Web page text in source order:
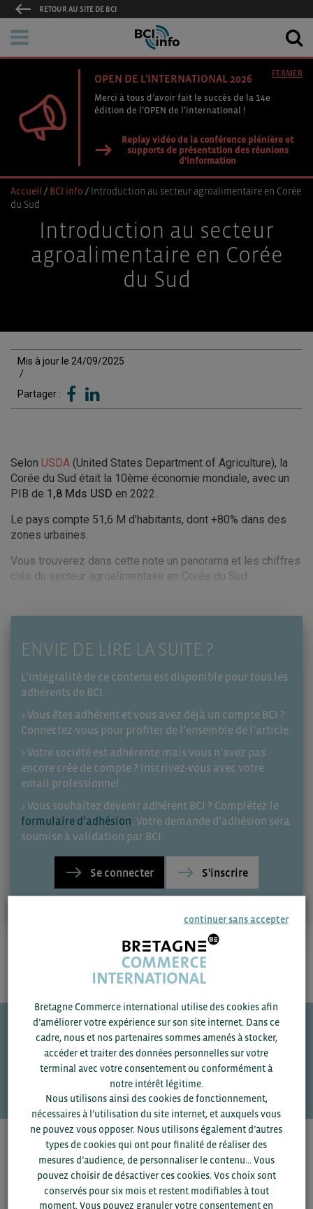
RETOUR AU SITE DE BCI
OPEN DE L'INTERNATIONAL 2026
Merci à tous d’avoir fait le succès de la 14e
édition de l’OPEN de l’international !
Replay vidéo de la conférence plénière et
supports de présentation des réunions
d'information
FERMER
Accueil / BCI info / Introduction au secteur agroalimentaire en Corée
du Sud
Introduction au secteur
agroalimentaire en Corée
du Sud
Mis à jour le 24/09/2025
/
Partager :
Selon USDA (United States Department of Agriculture), la
Corée du Sud était la 10ème économie mondiale, avec un
PIB de 1,8 Mds USD en 2022.
Le pays compte 51,6 M d’habitants, dont +80% dans des
zones urbaines.
Vous trouverez dans cette note un panorama et les chiffres
clés du secteur agroalimentaire en Corée du Sud.
ENVIE DE LIRE LA SUITE ?
L’intégralité de ce contenu est disponible pour tous les
adhérents de BCI.
> Vous êtes adhérent et vous avez déjà un compte BCI ?
Connectez-vous pour profiter de l’ensemble de l’article.
> Votre société est adhérente mais vous n’avez pas
encore créé de compte ? Inscrivez-vous avec votre
email professionnel.
> Vous souhaitez devenir adhérent BCI ? Complétez le
formulaire d’adhésion. Votre demande d’adhésion sera
soumise à validation par BCI.
Se connecter S'inscrire
Une question ?
VOS CONTACTS
Pour voir les contacts, merci de renseigner votre
département et votre secteurou connectez-vous.
continuer sans accepter
Bretagne Commerce international utilise des cookies afin
d’améliorer votre expérience sur son site internet. Dans ce
cadre, nous et nos partenaires sommes amenés à stocker,
accéder et traiter des données personnelles sur votre
terminal avec votre consentement ou conformément à
notre intérêt légitime.
Nous utilisons ainsi des cookies de fonctionnement,
nécessaires à l’utilisation du site internet, et auxquels vous
ne pouvez vous opposer. Nous utilisons également d’autres
types de cookies qui ont pour finalité de réaliser des
mesures d’audience, de personnaliser le contenu... Vous
pouvez choisir de désactiver ces cookies. Vos choix sont
conservés pour six mois et restent modifiables à tout
moment. Vous pouvez granuler votre consentement en